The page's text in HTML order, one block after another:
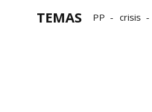
TEMAS PP crisis